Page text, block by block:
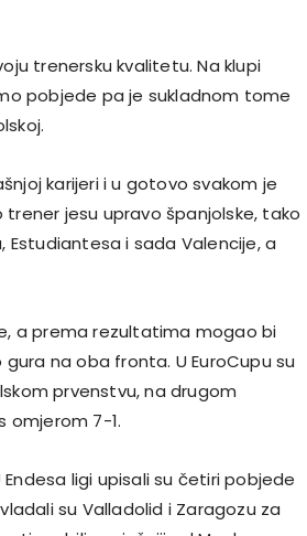
trenersku kvalitetu. Na klupi
pobjede pa je sukladnom tome
karijeri i u gotovo svakom je
jesu upravo španjolske, tako
Estudiantesa i sada Valencije, a
a prema rezultatima mogao bi
na oba fronta. U EuroCupu su
prvenstvu, na drugom
omjerom 7-1.
ligi upisali su četiri pobjede
su Valladolid i Zaragozu za